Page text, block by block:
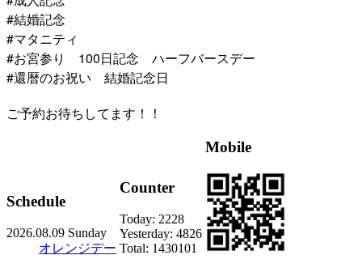
#結婚記念
#マタニティ
#お宮参り 100日記念 ハーフバースデー
#還暦のお祝い 結婚記念日
ご予約お待ちしてます！！
Schedule
2026.08.09 Sunday
オレンジデー
Counter
Today: 2228
Yesterday: 4826
Total: 1430101
Mobile